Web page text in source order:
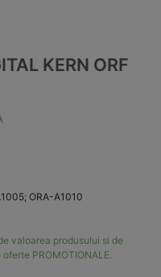
KERN ORF
ORA-A1010
valoarea produsului si de
PROMOTIONALE.